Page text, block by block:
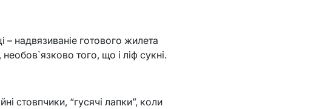
надвязиваніе готового жилета
того, що і ліф сукні.
стовпчики, “гусячі лапки”, коли